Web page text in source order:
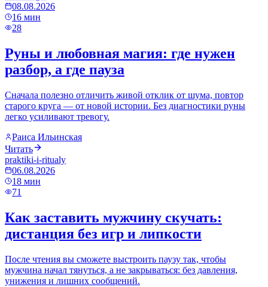
08.08.2026
16 мин
28
Руны и любовная магия: где нужен
разбор, а где пауза
Сначала полезно отличить живой отклик от шума, повтор
старого круга — от новой истории. Без диагностики руны
легко усиливают тревогу.
Раиса Ильинская
Читать
praktiki-i-ritualy
06.08.2026
18 мин
71
Как заставить мужчину скучать:
дистанция без игр и липкости
После чтения вы сможете выстроить паузу так, чтобы
мужчина начал тянуться, а не закрываться: без давления,
унижения и лишних сообщений.